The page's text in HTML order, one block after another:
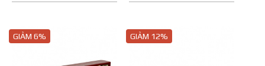
GIẢM 6% GIẢM 12%